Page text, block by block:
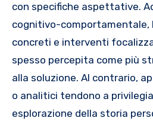
con specifiche aspettative.
cognitivo-
concreti e interventi
spesso percepita come più
alla soluzione. Al contrario,
o analitici tendono a
esplorazione della storia